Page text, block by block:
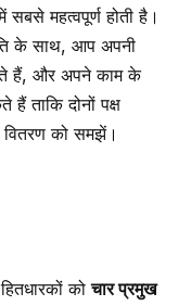
महत्वपूर्ण होती है।
के साथ, आप अपनी
हैं, और अपने काम के
ताकि दोनों पक्ष
को समझें।
कोचार प्रमुख